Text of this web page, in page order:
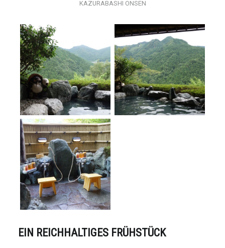
KAZURABASHI ONSEN
EIN REICHHALTIGES FRÜHSTÜCK